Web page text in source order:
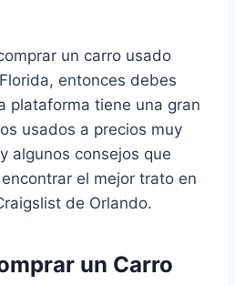
un carro usado
entonces debes
plataforma tiene una gran
usados a precios muy
algunos consejos que
el mejor trato en
de Orlando.
un Carro